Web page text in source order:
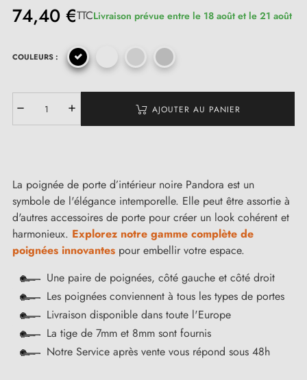
74,40 €TTCLivraison prévue entre le 18 août et le 21 août
COULEURS :
AJOUTER AU PANIER
La poignée de porte d’intérieur noire Pandora est un
symbole de l'élégance intemporelle. Elle peut être assortie à
d'autres accessoires de porte pour créer un look cohérent et
harmonieux. Explorez notre gamme complète de
poignées innovantes pour embellir votre espace.
Une paire de poignées, côté gauche et côté droit
Les poignées conviennent à tous les types de portes
Livraison disponible dans toute l'Europe
La tige de 7mm et 8mm sont fournis
Notre Service après vente vous répond sous 48h